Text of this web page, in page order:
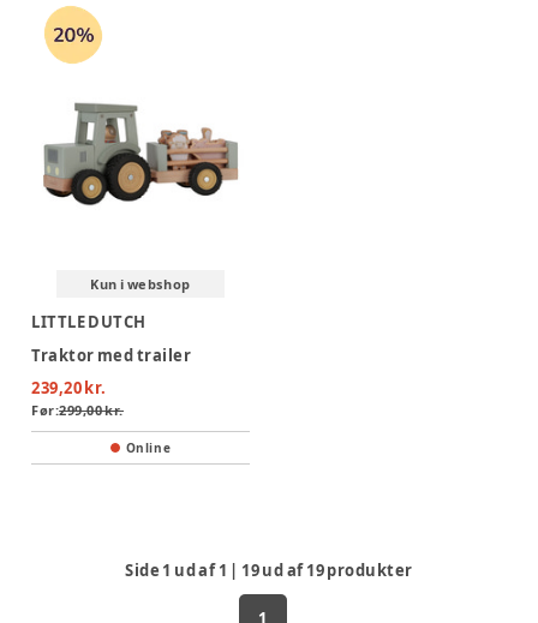
Kun i webshop
LITTLE DUTCH
Traktor med trailer
239,20 kr.
Før:299,00 kr.
Online
Side 1 ud af1 | 19ud af19produkter
1